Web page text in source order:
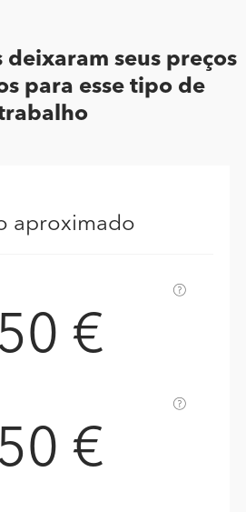
seus preços
para esse tipo de
aproximado
€
€